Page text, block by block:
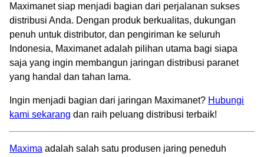
Maximanet siap menjadi bagian dari perjalanan sukses
distribusi Anda. Dengan produk berkualitas, dukungan
penuh untuk distributor, dan pengiriman ke seluruh
Indonesia, Maximanet adalah pilihan utama bagi siapa
saja yang ingin membangun jaringan distribusi paranet
yang handal dan tahan lama.
Ingin menjadi bagian dari jaringan Maximanet? Hubungi
kami sekarang dan raih peluang distribusi terbaik!
Maxima adalah salah satu produsen jaring peneduh